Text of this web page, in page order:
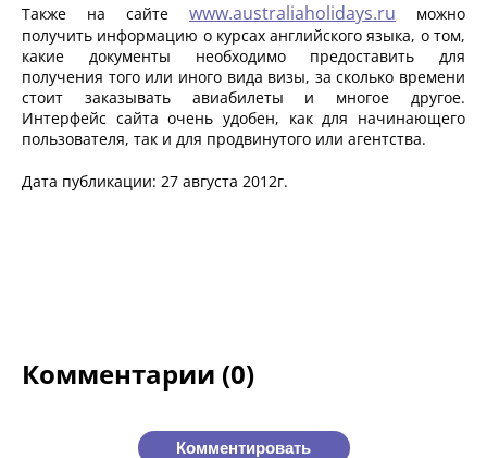
Также на сайте www.australiaholidays.ru можно
получить информацию о курсах английского языка, о том,
какие документы необходимо предоставить для
получения того или иного вида визы, за сколько времени
стоит заказывать авиабилеты и многое другое.
Интерфейс сайта очень удобен, как для начинающего
пользователя, так и для продвинутого или агентства.
Дата публикации: 27 августа 2012г.
Комментарии (0)
Комментировать